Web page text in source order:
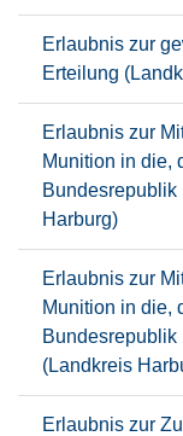
Erlaubnis zur
Erteilung
Erlaubnis zur
Munition in die,
Harburg)
Erlaubnis zur
Munition in die,
(Landkreis
Erlaubnis zur